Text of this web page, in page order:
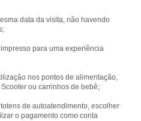
data da visita, não havendo
para uma experiência
nos pontos de alimentação,
ou carrinhos de bebê;
de autoatendimento, escolher
o pagamento como conta